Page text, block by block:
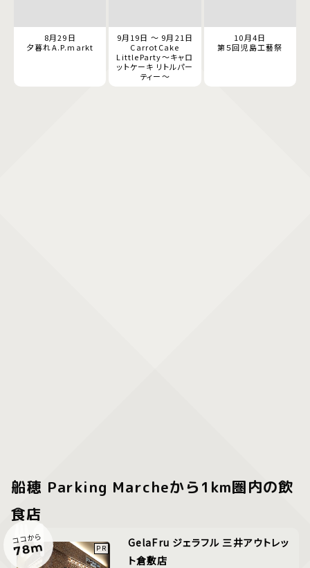
8月29日
夕暮れA.P.markt
9月19日 ～ 9月21日
CarrotCake
LittleParty～キャロ
ットケーキ リトルパー
ティー～
10月4日
第５回児島工藝祭
船穂 Parking Marcheから1km圏内の飲
食店
ココから
78m
GelaFru ジェラフル 三井アウトレッ
ト倉敷店